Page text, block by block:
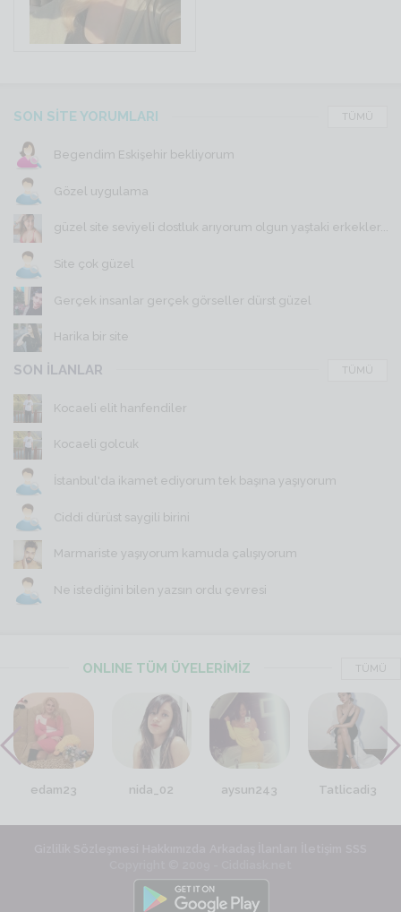
SON SİTE YORUMLARI TÜMÜ
Begendim Eskişehir bekliyorum
Gözel uygulama
güzel site seviyeli dostluk arıyorum olgun yaştaki erkekler...
Site çok güzel
Gerçek insanlar gerçek görseller dürst güzel
Harika bir site
SON İLANLAR TÜMÜ
Kocaeli elit hanfendiler
Kocaeli golcuk
İstanbul'da ikamet ediyorum tek başına yaşıyorum
Ciddi dürüst saygili birini
Marmariste yaşıyorum kamuda çalışıyorum
Ne istediğini bilen yazsın ordu çevresi
ONLINE TÜM ÜYELERİMİZ TÜMÜ
edam23 nida_02 aysun243 Tatlicadi3